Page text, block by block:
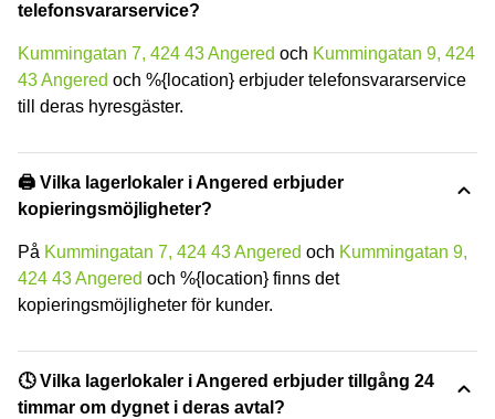
telefonsvararservice?
Kummingatan 7, 424 43 Angered och Kummingatan 9, 424
43 Angered och %{location} erbjuder telefonsvararservice
till deras hyresgäster.
🖨️ Vilka lagerlokaler i Angered erbjuder
kopieringsmöjligheter?
På Kummingatan 7, 424 43 Angered och Kummingatan 9,
424 43 Angered och %{location} finns det
kopieringsmöjligheter för kunder.
🕓 Vilka lagerlokaler i Angered erbjuder tillgång 24
timmar om dygnet i deras avtal?